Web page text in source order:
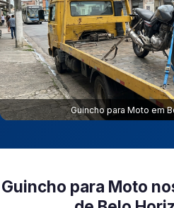
Guincho para Moto em
Guincho para Moto